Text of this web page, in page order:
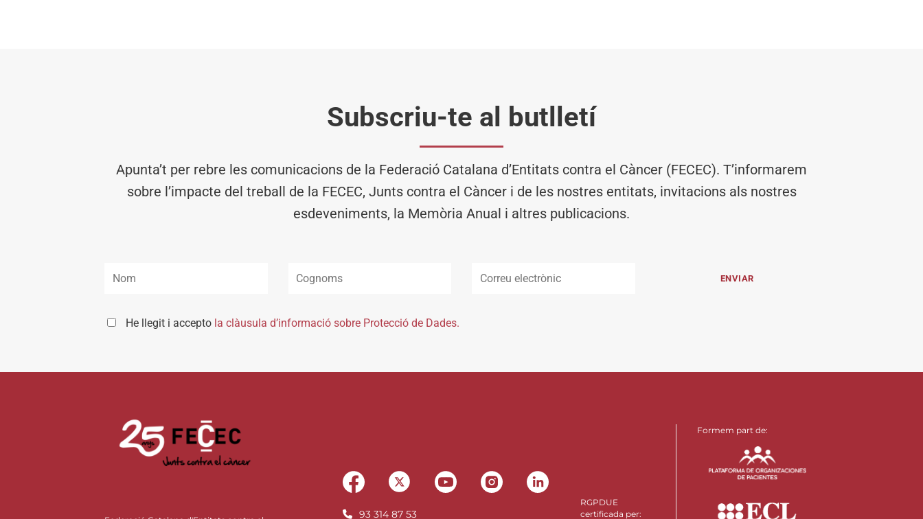
Subscriu-te al butlletí
Apunta’t per rebre les comunicacions de la Federació Catalana d’Entitats contra el Càncer (FECEC). T’informarem
sobre l’impacte del treball de la FECEC, Junts contra el Càncer i de les nostres entitats, invitacions als nostres
esdeveniments, la Memòria Anual i altres publicacions.
He llegit i accepto la clàusula d’informació sobre Protecció de Dades.
93 314 87 53
RGPDUE
certificada per:
Formem part de: